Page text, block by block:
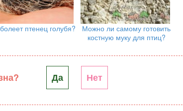
птенец голубя?
Можно ли самому готовить
костную муку для птиц?
Да Нет